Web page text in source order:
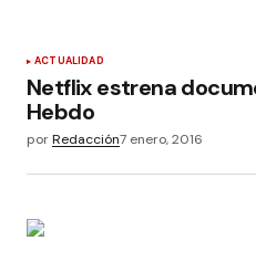
ACTUALIDAD
Netflix estrena
Hebdo
porRedacción7 enero, 2016